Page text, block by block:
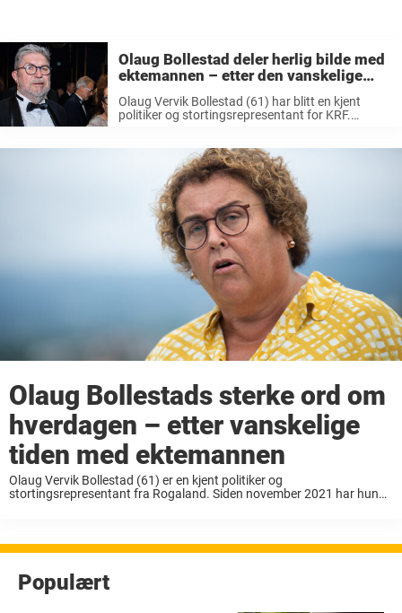
Olaug Bollestad deler herlig bilde med
ektemannen – etter den vanskelige
tiden
Olaug Vervik Bollestad (61) har blitt en kjent
politiker og stortingsrepresentant for KRF.
matminister i Erna Solbergs regjering. I tillegg har
Olaug Bollestads sterke ord om
hverdagen – etter vanskelige
tiden med ektemannen
Olaug Vervik Bollestad (61) er en kjent politiker og
stortingsrepresentant fra Rogaland. Siden november 2021 har hun
Populært